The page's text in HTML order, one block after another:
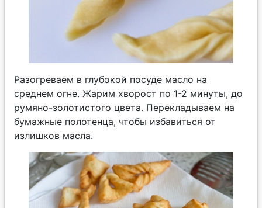
Разогреваем в глубокой посуде масло на
среднем огне. Жарим хворост по 1-2 минуты, до
румяно-золотистого цвета. Перекладываем на
бумажные полотенца, чтобы избавиться от
излишков масла.